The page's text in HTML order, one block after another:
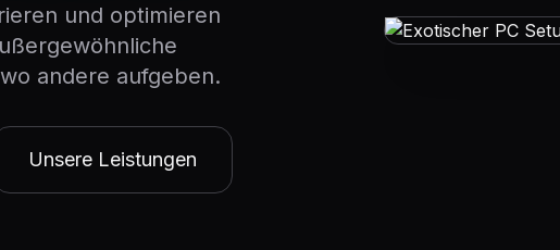
und optimieren
andere aufgeben.
Unsere Leistungen